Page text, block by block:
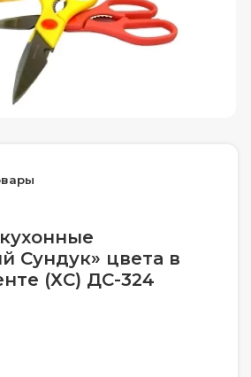
увеличить
Сундук» цвета в
(ХС) ДС-324